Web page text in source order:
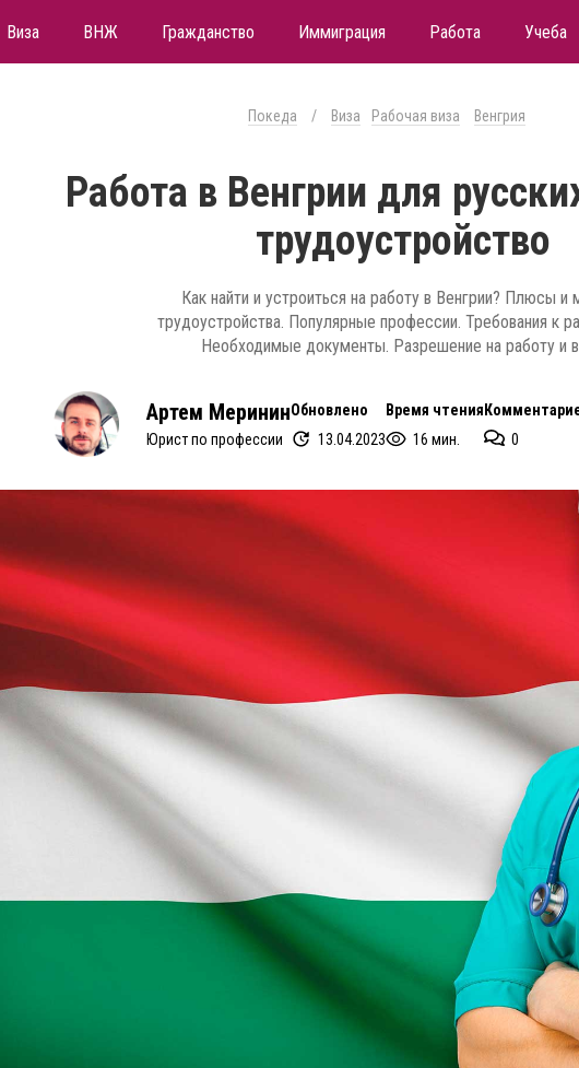
Виза ВНЖ Гражданство Иммиграция Работа Учеба
Покеда / Виза Рабочая виза Венгрия
Работа в Венгрии для
трудоустройство
Как найти и устроиться на работу в Венгрии? Плюсы и
трудоустройства. Популярные профессии. Требования к
Необходимые документы. Разрешение на работу и
Артем Меринин
Юрист по профессии
Обновлено
13.04.2023
Время чтения
16 мин.
0